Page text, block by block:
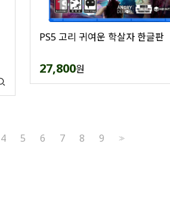
PS5 고리 귀여운 학살자 한글판
27,800원
4 5 6 7 8 9 >>